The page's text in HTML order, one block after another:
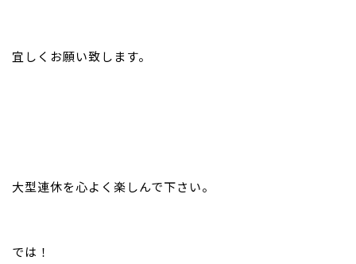
宜しくお願い致します。
大型連休を心よく楽しんで下さい。
では！